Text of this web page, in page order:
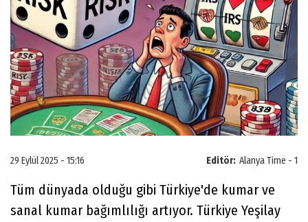
Editör: Alanya Time - 1
29 Eylül 2025 - 15:16
Tüm dünyada olduğu gibi Türkiye'de kumar ve
sanal kumar bağımlılığı artıyor. Türkiye Yeşilay